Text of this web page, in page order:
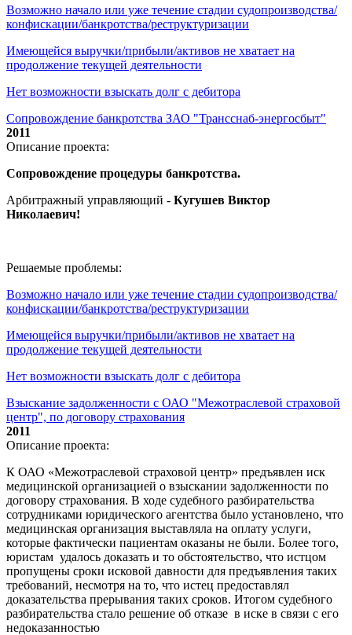
Возможно начало или уже течение стадии судопроизводства/
конфискации/банкротства/реструктуризации
Имеющейся выручки/прибыли/активов не хватает на
продолжение текущей деятельности
Нет возможности взыскать долг с дебитора
Сопровождение банкротства ЗАО "Трансснаб-энергосбыт"
2011
Описание проекта:
Сопровождение процедуры банкротства.
Арбитражный управляющий - Кугушев Виктор
Николаевич!
Решаемые проблемы:
Возможно начало или уже течение стадии судопроизводства/
конфискации/банкротства/реструктуризации
Имеющейся выручки/прибыли/активов не хватает на
продолжение текущей деятельности
Нет возможности взыскать долг с дебитора
Взыскание задолженности с ОАО "Межотраслевой страховой
центр", по договору страхования
2011
Описание проекта:
К ОАО «Межотраслевой страховой центр» предъявлен иск
медицинской организацией о взыскании задолженности по
договору страхования. В ходе судебного разбирательства
сотрудниками юридического агентства было установлено, что
медицинская организация выставляла на оплату услуги,
которые фактически пациентам оказаны не были. Более того,
юристам удалось доказать и то обстоятельство, что истцом
пропущены сроки исковой давности для предъявления таких
требований, несмотря на то, что истец предоставлял
доказательства прерывания таких сроков. Итогом судебного
разбирательства стало решение об отказе в иске в связи с его
недоказанностью